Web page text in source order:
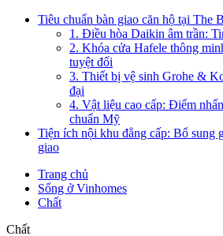
Tiêu chuẩn bàn giao căn hộ tại The
1. Điều hòa Daikin âm trần:
2. Khóa cửa Hafele thông
tuyệt đối
3. Thiết bị vệ sinh Grohe &
đại
4. Vật liệu cao cấp: Điểm
chuẩn Mỹ
Tiện ích nội khu đẳng cấp: Bổ sung
giao
Trang chủ
Sống ở Vinhomes
Chất
Chất